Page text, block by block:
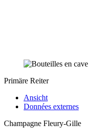
Primäre Reiter
Ansicht
Données externes
Champagne Fleury-Gille